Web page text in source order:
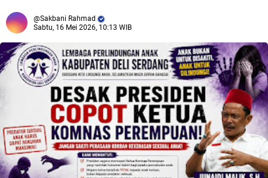
Sakbani Rahmad
Sabtu, 16 Mei 2026, 10:13 WIB